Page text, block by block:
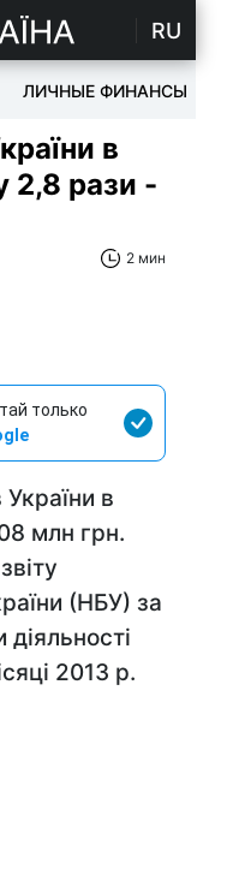
RU
ЛИЧНЫЕ ФИНАНСЫ
в
2,8 рази -
2 мин
только
в
млн грн.
(НБУ) за
2013 р.